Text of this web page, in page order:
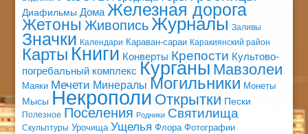
Диафильмы Дома Железная дорога
Жетоны Живопись Журналы Заливы
Значки Календари Караван-сараи Каракиянский район
Карты Книги Конверты Крепости Культово-
погребальный комплекс Курганы Мавзолеи
Маяки Мечети Минералы Могильники Монеты
Мысы Некрополи Открытки Пески
Полезное Поселения Родники Святилища
Скульптуры Урочища Ущелья Флора Фотографии